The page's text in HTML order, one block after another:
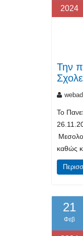
2024
Την
Το
καθώς
21
Φεβ